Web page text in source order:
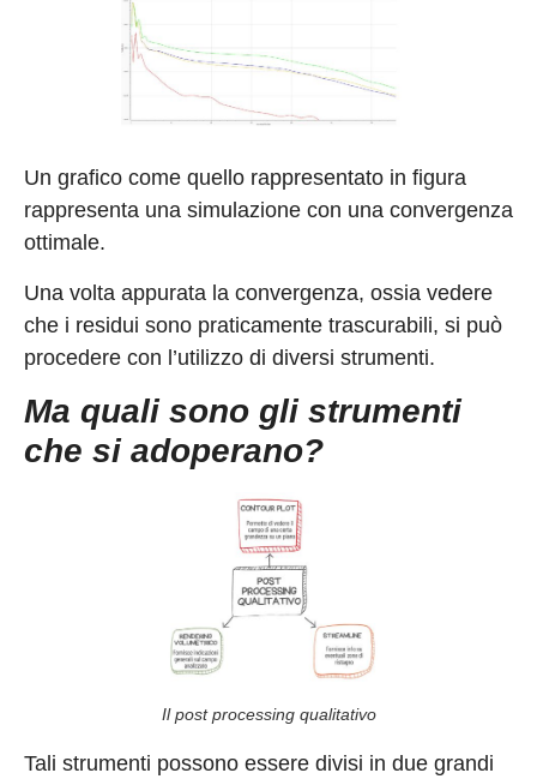
Un grafico come quello rappresentato in figura
rappresenta una simulazione con una convergenza
ottimale.
Una volta appurata la convergenza, ossia vedere
che i residui sono praticamente trascurabili, si può
procedere con l’utilizzo di diversi strumenti.
Ma quali sono gli strumenti
che si adoperano?
Il post processing qualitativo
Tali strumenti possono essere divisi in due grandi